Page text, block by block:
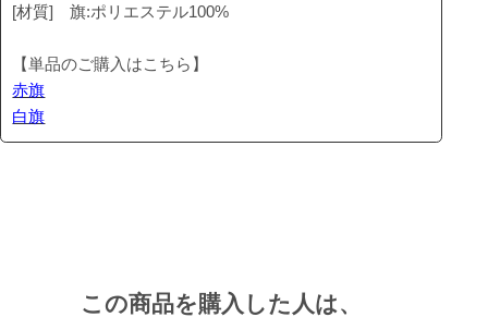
[材質] 旗:ポリエステル100%
【単品のご購入はこちら】
赤旗
白旗
この商品を購入した人は、